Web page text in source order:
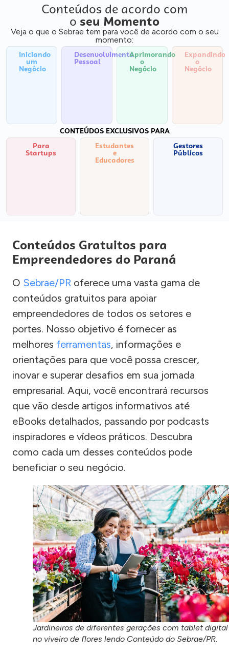
Conteúdos de acordo com
o seu Momento
Veja o que o Sebrae tem para você de acordo com o seu
momento:
Iniciando
um
Negócio
Desenvolvimento
Pessoal
Aprimorando
o
Negócio
Expandindo
o
Negócio
CONTEÚDOS EXCLUSIVOS PARA
Para
Startups
Estudantes
e
Educadores
Gestores
Públicos
Conteúdos Gratuitos para
Empreendedores do Paraná
O Sebrae/PR oferece uma vasta gama de
conteúdos gratuitos para apoiar
empreendedores de todos os setores e
portes. Nosso objetivo é fornecer as
melhores ferramentas, informações e
orientações para que você possa crescer,
inovar e superar desafios em sua jornada
empresarial. Aqui, você encontrará recursos
que vão desde artigos informativos até
eBooks detalhados, passando por podcasts
inspiradores e vídeos práticos. Descubra
como cada um desses conteúdos pode
beneficiar o seu negócio.
Jardineiros de diferentes gerações com tablet digital
no viveiro de flores lendo Conteúdo do Sebrae/PR.